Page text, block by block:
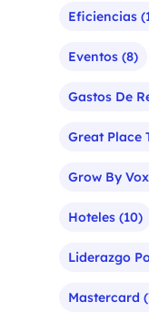
Eficiencias
Eventos (8)
Gastos De
Great Place
Grow By
Hoteles (10)
Liderazgo
Mastercard